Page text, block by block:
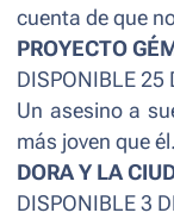
cuenta de que
PROYECTO
DISPONIBLE 25
Un asesino a
más joven que él.
DORA Y LA
DISPONIBLE 3